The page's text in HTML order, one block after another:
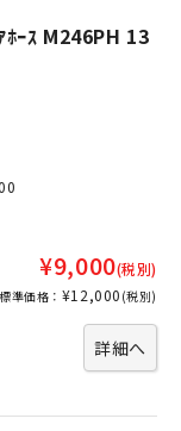
ﾎｰｽ M246PH 13
¥9,000(税別)
標準価格： ¥12,000 (税別)
詳細へ